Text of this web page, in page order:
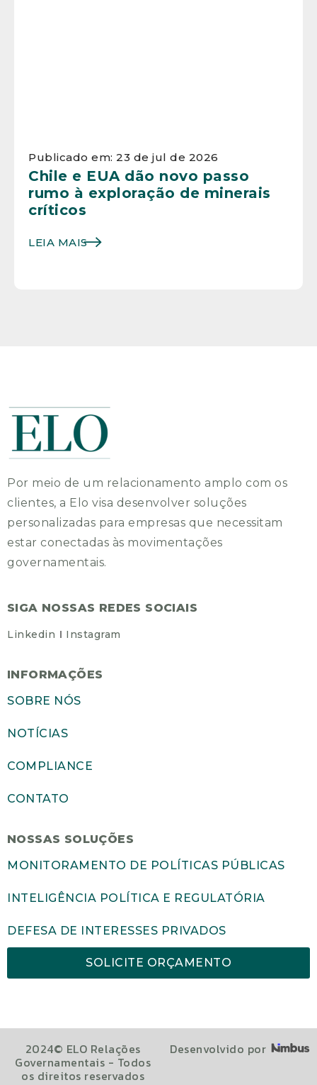
Publicado em: 23 de jul de 2026
Chile e EUA dão novo passo
rumo à exploração de minerais
críticos
LEIA MAIS
Por meio de um relacionamento amplo com os
clientes, a Elo visa desenvolver soluções
personalizadas para empresas que necessitam
estar conectadas às movimentações
governamentais.
SIGA NOSSAS REDES SOCIAIS
Linkedin Instagram
INFORMAÇÕES
SOBRE NÓS
NOTÍCIAS
COMPLIANCE
CONTATO
NOSSAS SOLUÇÕES
MONITORAMENTO DE POLÍTICAS PÚBLICAS
INTELIGÊNCIA POLÍTICA E REGULATÓRIA
DEFESA DE INTERESSES PRIVADOS
SOLICITE ORÇAMENTO
2024© ELO Relações
Governamentais - Todos
os direitos reservados
Desenvolvido por